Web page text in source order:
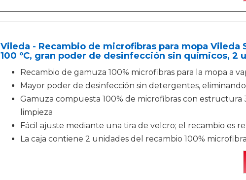
Vileda - Recambio de microfibras para mopa Vileda
100 ºC, gran poder de desinfección sin químicos, 2
Recambio de gamuza 100% microfibras para la mopa a
Mayor poder de desinfección sin detergentes,
Gamuza compuesta 100% de microfibras con estructura
limpieza
Fácil ajuste mediante una tira de velcro; el recambio es
La caja contiene 2 unidades del recambio 100%